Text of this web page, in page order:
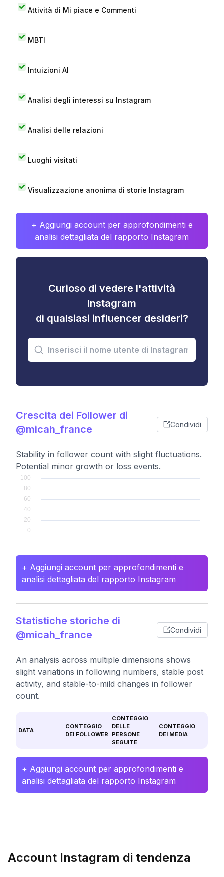
Attività di Mi piace e Commenti
MBTI
Intuizioni AI
Analisi degli interessi su Instagram
Analisi delle relazioni
Luoghi visitati
Visualizzazione anonima di storie Instagram
+ Aggiungi account per approfondimenti e
analisi dettagliata del rapporto Instagram
Curioso di vedere l'attività
Instagram
di qualsiasi influencer desideri?
Crescita dei Follower di
@micah_france
Condividi
Stability in follower count with slight fluctuations.
Potential minor growth or loss events.
+ Aggiungi account per approfondimenti e
analisi dettagliata del rapporto Instagram
Statistiche storiche di
@micah_france
Condividi
An analysis across multiple dimensions shows
slight variations in following numbers, stable post
activity, and stable-to-mild changes in follower
count.
DATA
CONTEGGIO
DEI FOLLOWER
CONTEGGIO
DELLE
PERSONE
SEGUITE
CONTEGGIO
DEI MEDIA
+ Aggiungi account per approfondimenti e
analisi dettagliata del rapporto Instagram
Account Instagram di tendenza